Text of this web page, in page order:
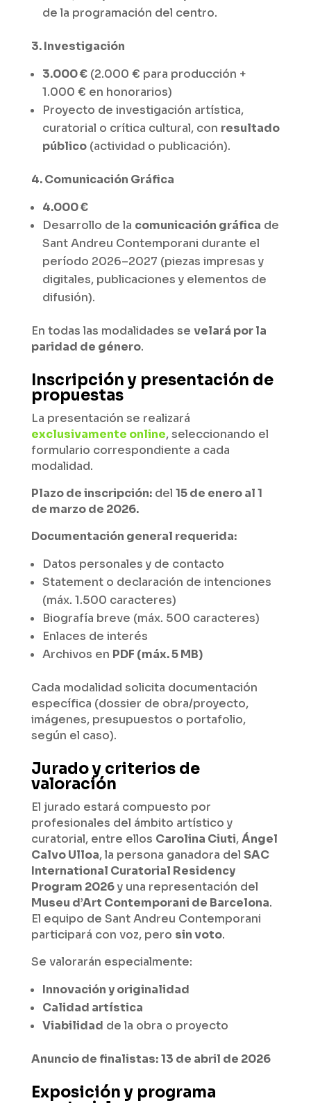
de la programación del centro.
3. Investigación
3.000 €(2.000 € para producción +
1.000 € en honorarios)
Proyecto de investigación artística,
curatorial o crítica cultural, con resultado
público(actividad o publicación).
4. Comunicación Gráfica
4.000 €
Desarrollo de la comunicación gráfica de
Sant Andreu Contemporani durante el
período 2026–2027 (piezas impresas y
digitales, publicaciones y elementos de
difusión).
En todas las modalidades se velará por la
paridad de género.
Inscripción y presentación de
propuestas
La presentación se realizará
exclusivamente online, seleccionando el
formulario correspondiente a cada
modalidad.
Plazo de inscripción:del 15 de enero al 1
de marzo de 2026.
Documentación general requerida:
Datos personales y de contacto
Statement o declaración de intenciones
(máx. 1.500 caracteres)
Biografía breve (máx. 500 caracteres)
Enlaces de interés
Archivos en PDF (máx. 5 MB)
Cada modalidad solicita documentación
específica (dossier de obra/proyecto,
imágenes, presupuestos o portafolio,
según el caso).
Jurado y criterios de
valoración
El jurado estará compuesto por
profesionales del ámbito artístico y
curatorial, entre ellos Carolina Ciuti,Ángel
Calvo Ulloa, la persona ganadora del SAC
International Curatorial Residency
Program 2026y una representación del
Museu d’Art Contemporani de Barcelona.
El equipo de Sant Andreu Contemporani
participará con voz, pero sin voto.
Se valorarán especialmente:
Innovación y originalidad
Calidad artística
Viabilidad de la obra o proyecto
Anuncio de finalistas: 13 de abril de 2026
Exposición y programa